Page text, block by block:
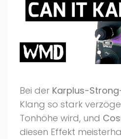
Bei der Karplus-
Klang so stark
Tonhöhe wird, und
diesen Effekt